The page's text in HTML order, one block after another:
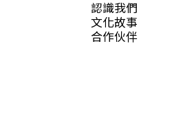
認識我們
文化故事
合作伙伴